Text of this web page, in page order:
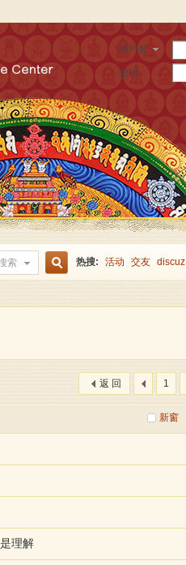
用户名
密码
索 热搜: 活动 交友 discuz
1
返 回
新窗
理解